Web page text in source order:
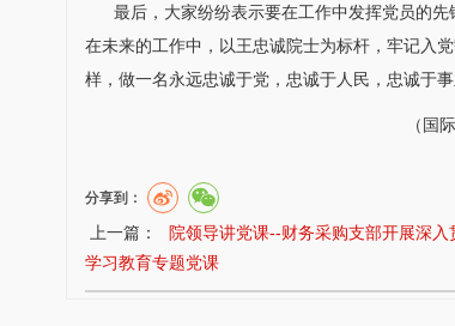
最后，大家纷纷表示要在工作中发挥党员的先
在未来的工作中，以王忠诚院士为标杆，牢记入
样，做一名永远忠诚于党，忠诚于人民，忠诚于
（ 国
分享到：
上一篇：
院领导讲党课--财务采购支部开展深
学习教育专题党课